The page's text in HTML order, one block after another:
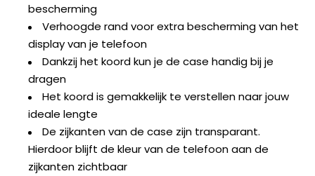
bescherming
Verhoogde rand voor extra bescherming van het
display van je telefoon
Dankzij het koord kun je de case handig bij je
dragen
Het koord is gemakkelijk te verstellen naar jouw
ideale lengte
De zijkanten van de case zijn transparant.
Hierdoor blijft de kleur van de telefoon aan de
zijkanten zichtbaar